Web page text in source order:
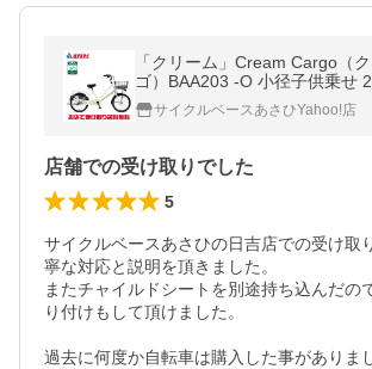
「クリーム」Cream Cargo（
ゴ）BAA203 -O 小径子供乗せ
変速 ミニベロ 自転車
サイクルベースあさひYahoo!店
店舗での受け取りでした
5
サイクルベースあさひの日吉店での受け取
寧な対応と説明を頂きました。
またチャイルドシートを別途持ち込んだの
り付けもして頂けました。
過去に何度か自転車は購入した事がありま